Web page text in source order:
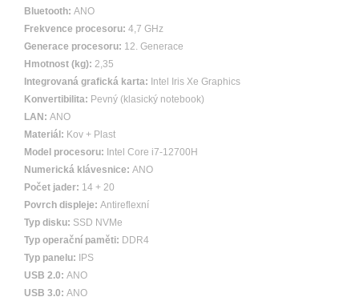
Bluetooth: ANO
Frekvence procesoru: 4,7 GHz
Generace procesoru: 12. Generace
Hmotnost (kg): 2,35
Integrovaná grafická karta: Intel Iris Xe Graphics
Konvertibilita: Pevný (klasický notebook)
LAN: ANO
Materiál: Kov + Plast
Model procesoru: Intel Core i7-12700H
Numerická klávesnice: ANO
Počet jader: 14 + 20
Povrch displeje: Antireflexní
Typ disku: SSD NVMe
Typ operační paměti: DDR4
Typ panelu:
IPS
USB 2.0: ANO
USB 3.0: ANO